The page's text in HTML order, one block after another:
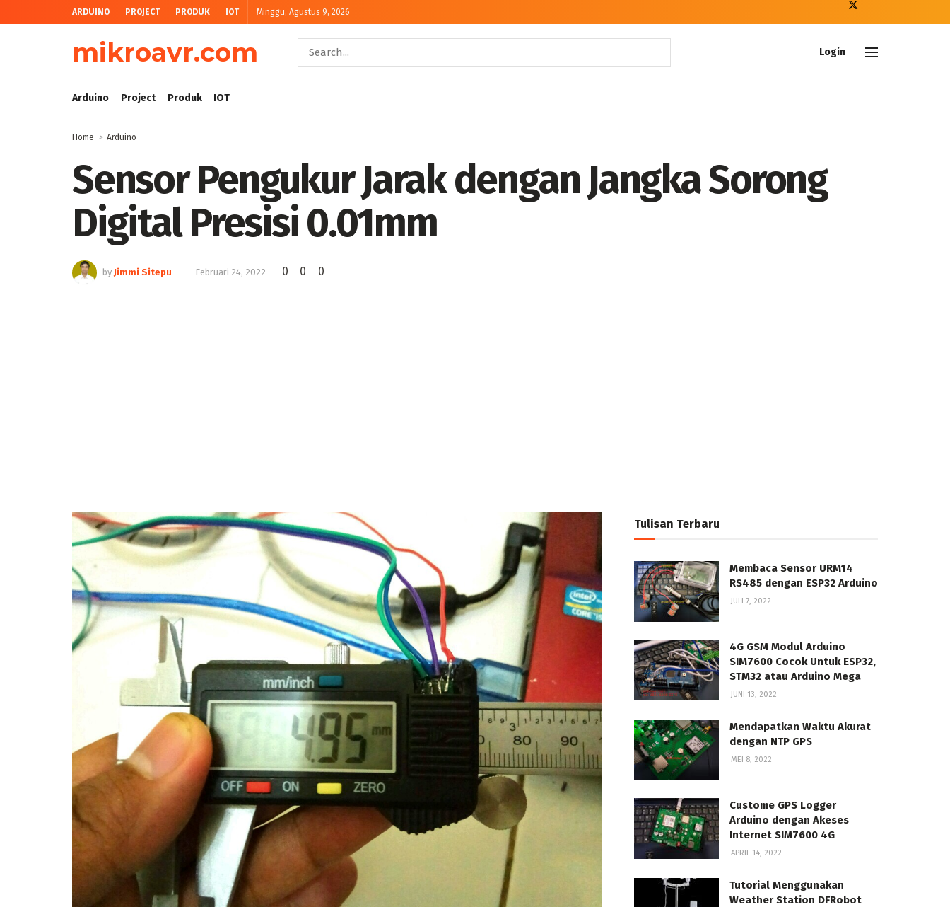
ARDUINO PROJECT PRODUK IOT Minggu, Agustus 9, 2026
mikroavr.com Login
Arduino Project Produk IOT
Home Arduino
Sensor Pengukur Jarak dengan Jangka Sorong
Digital Presisi 0.01mm
by Jimmi Sitepu Februari 24, 2022 0 0 0
Tulisan Terbaru
Membaca Sensor URM14
RS485 dengan ESP32 Arduino
JULI 7, 2022
4G GSM Modul Arduino
SIM7600 Cocok Untuk ESP32,
STM32 atau Arduino Mega
JUNI 13, 2022
Mendapatkan Waktu Akurat
dengan NTP GPS
MEI 8, 2022
Custome GPS Logger
Arduino dengan Akeses
Internet SIM7600 4G
APRIL 14, 2022
Tutorial Menggunakan
Weather Station DFRobot